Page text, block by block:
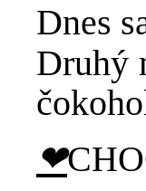
Dnes
Druhý
❤